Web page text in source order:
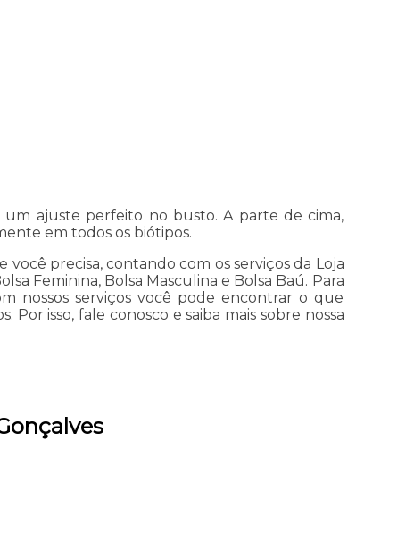
ajuste perfeito no busto. A parte de cima,
em todos os biótipos.
precisa, contando com os serviços da Loja
Feminina, Bolsa Masculina e Bolsa Baú. Para
nossos serviços você pode encontrar o que
isso, fale conosco e saiba mais sobre nossa